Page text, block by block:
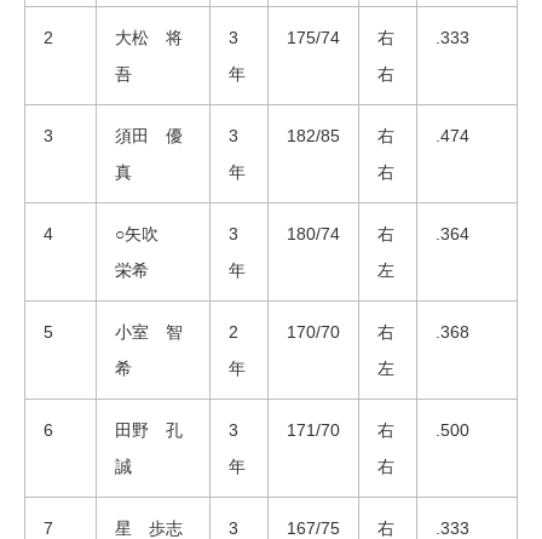
2
大松 将
吾
3
年
175/74
右
右
.333
3
須田 優
真
3
年
182/85
右
右
.474
4
○矢吹
栄希
3
年
180/74
右
左
.364
5
小室 智
希
2
年
170/70
右
左
.368
6
田野 孔
誠
3
年
171/70
右
右
.500
7 星 歩志
3
167/75
右
.333